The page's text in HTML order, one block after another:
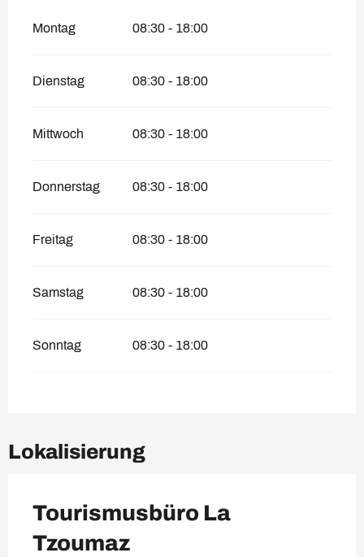
Montag 08:30 - 18:00
Dienstag 08:30 - 18:00
Mittwoch 08:30 - 18:00
Donnerstag 08:30 - 18:00
Freitag 08:30 - 18:00
Samstag 08:30 - 18:00
Sonntag 08:30 - 18:00
Lokalisierung
Tourismusbüro La
Tzoumaz